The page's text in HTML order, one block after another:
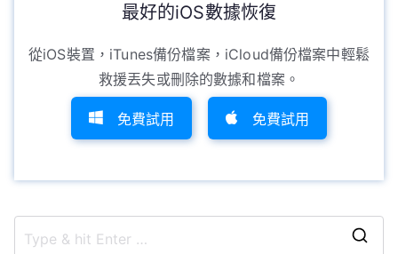
最好的iOS數據恢復
從iOS裝置，iTunes備份檔案，iCloud備份檔案中輕鬆
救援丟失或刪除的數據和檔案。
免費試用 免費試用